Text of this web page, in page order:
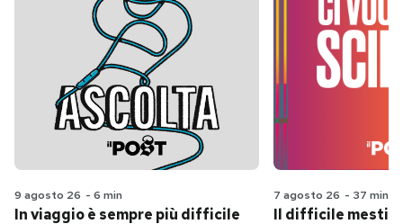
9 agosto 26 - 6 min
In viaggio è sempre più difficile
7 agosto 26 - 37 min
Il difficile